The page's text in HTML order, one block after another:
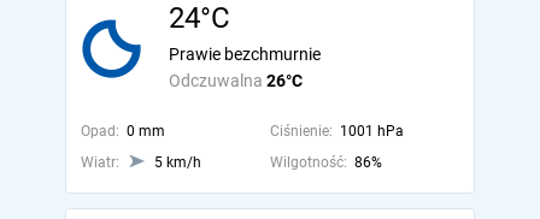
24°C
Odczuwalna 26°C
Prawie bezchmurnie
Opad: 0 mm Ciśnienie: 1001 hPa
Wiatr:
5 km/h Wilgotność: 86%